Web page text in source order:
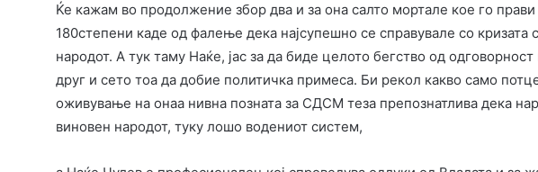
Ќе кажам во продолжение збор два и за она салто мортале кое го
180степени каде од фалење дека најсупешно се справувале со кризата
народот. А тук таму Наќе, јас за да биде целото бегство од
друг и сето тоа да добие политичка примеса. Би рекол какво само
оживување на онаа нивна позната за СДСМ теза препознатлива дека
виновен народот, туку лошо водениот систем,